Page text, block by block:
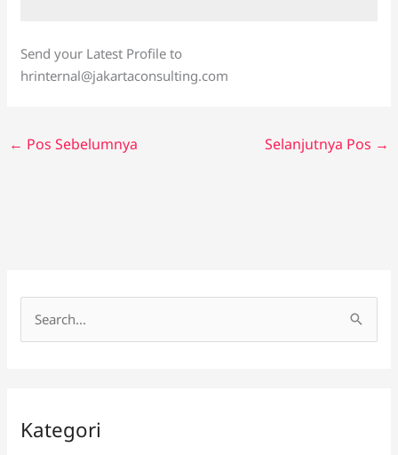
Send your Latest Profile to
hrinternal@jakartaconsulting.com
← Pos Sebelumnya Selanjutnya Pos →
u
Kategori